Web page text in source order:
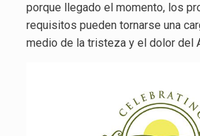
porque llegado el momento, los
requisitos pueden tornarse una
medio de la tristeza y el dolor del